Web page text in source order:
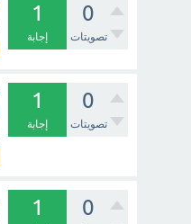
0
تصويتات
1
إجابة
0
تصويتات
1
إجابة
0
1